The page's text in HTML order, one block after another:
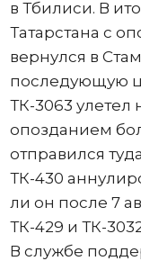
в Тбилиси. В
Татарстана с
вернулся в
последующую
ТК-3063 улетел
опозданием
отправился
ТК-430
ли он после 7
ТК-429 и ТК-
В службе